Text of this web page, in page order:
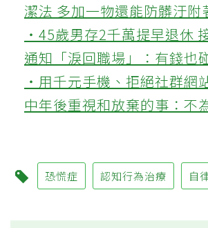
潔法 多加一物還能防髒汙附
‧45歲男存2千萬提早退休
通知「淚回職場」：有錢也
‧用千元手機、拒絕社群網
中年後重視和放棄的事：不
恐慌症 認知行為治療 自